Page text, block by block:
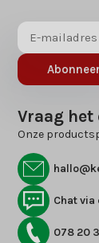
Vraag
Onze
Chat via
078 20